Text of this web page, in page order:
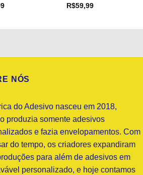
R$59,99
NÓS
do Adesivo nasceu em 2018,
produzia somente adesivos
e fazia envelopamentos. Com
do tempo, os criadores expandiram
para além de adesivos em
personalizado, e hoje contamos